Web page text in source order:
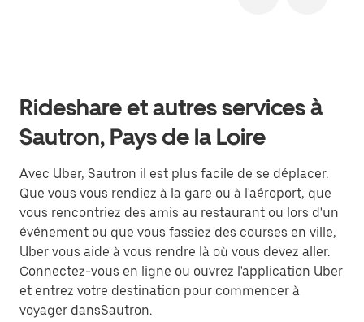
Rideshare et autres services à
Sautron, Pays de la Loire
Avec Uber, Sautron il est plus facile de se déplacer.
Que vous vous rendiez à la gare ou à l'aéroport, que
vous rencontriez des amis au restaurant ou lors d'un
événement ou que vous fassiez des courses en ville,
Uber vous aide à vous rendre là où vous devez aller.
Connectez-vous en ligne ou ouvrez l'application Uber
et entrez votre destination pour commencer à
voyager dansSautron.